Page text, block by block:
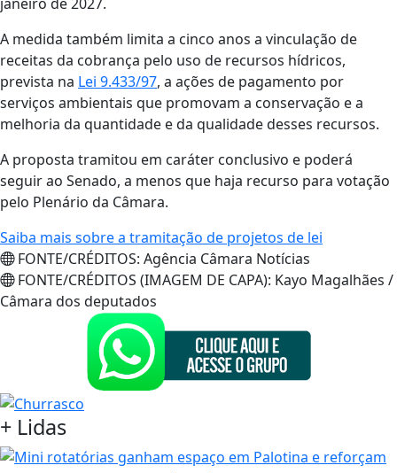
A medida também limita a cinco anos a vinculação de
receitas da cobrança pelo uso de recursos hídricos,
prevista na Lei 9.433/97, a ações de pagamento por
serviços ambientais que promovam a conservação e a
melhoria da quantidade e da qualidade desses recursos.
A proposta tramitou em caráter conclusivo e poderá
seguir ao Senado, a menos que haja recurso para votação
pelo Plenário da Câmara.
Saiba mais sobre a tramitação de projetos de lei
FONTE/CRÉDITOS: Agência Câmara Notícias
FONTE/CRÉDITOS (IMAGEM DE CAPA): Kayo Magalhães /
Câmara dos deputados
+ Lidas